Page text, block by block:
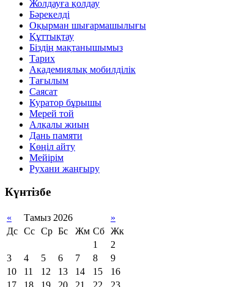
Жолдауға қолдау
Бәрекелді
Оқырман шығармашылығы
Құттықтау
Біздің мақтанышымыз
Тарих
Академиялық мобилділік
Тағылым
Саясат
Куратор бұрышы
Мерей той
Алқалы жиын
Дань памяти
Көңіл айту
Мейірім
Рухани жаңғыру
Күнтізбе
« Тамыз 2026
»
Дс Сс Ср Бс Жм Сб Жк
1
2
3
4 5 6 7 8
9
10
11 12 13 14 15
16
17
18 19 20 21 22 23